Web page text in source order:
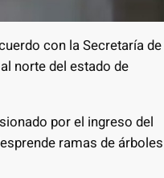
con la Secretaría de
norte del estado de
por el ingreso del
ramas de árboles